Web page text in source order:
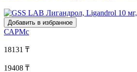
Добавить в избранное
САРМс
18131 ₸
19408 ₸